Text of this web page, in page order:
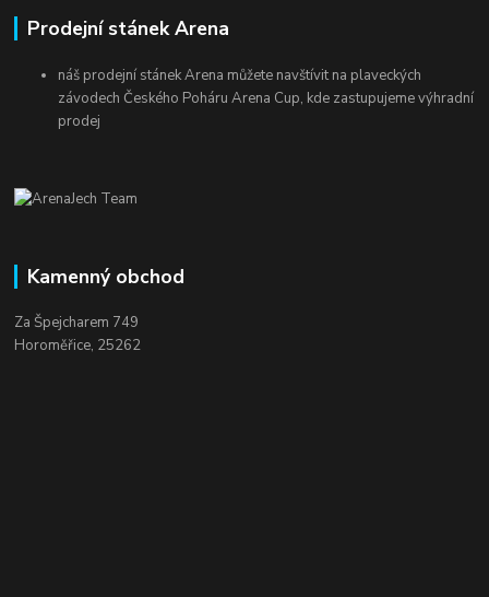
Prodejní stánek Arena
náš prodejní stánek Arena můžete navštívit na plaveckých
závodech Českého Poháru Arena Cup, kde zastupujeme výhradní
prodej
Kamenný obchod
Za Špejcharem 749
Horoměřice, 25262